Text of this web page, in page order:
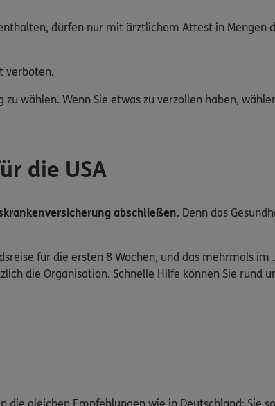
dürfen nur mit ärztlichem Attest in Mengen
verboten.
wählen. Wenn Sie etwas zu verzollen haben,
die USA
abschließen. Denn das
für die ersten 8 Wochen, und das mehrmals
die Organisation. Schnelle Hilfe können Sie rund